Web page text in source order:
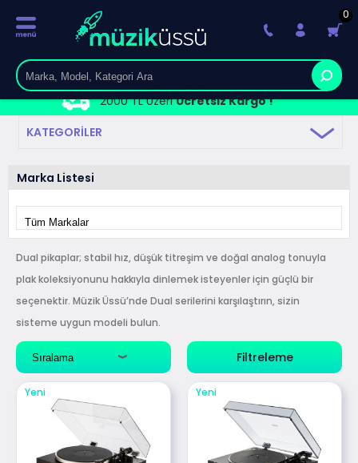
2000 TL ÜzeriÜcretsiz Kargo !
0
KATEGORILER
Marka Listesi
Dual pikaplar; stabil hız, düşük titreşim ve doğal analog tonuyla
plak koleksiyonunu hakkıyla dinlemek isteyenler için güçlü bir
seçenektir. Müzik Üssü’nde Dual serilerini karşılaştırın, sizin
sisteme uygun modeli bulun.
Filtreleme
Yeni Yeni